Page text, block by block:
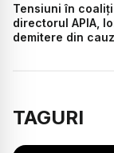
Tensiuni în
directorul APIA,
demitere din
TAGURI